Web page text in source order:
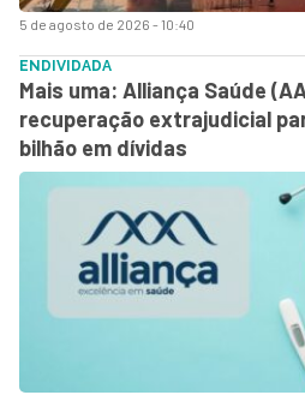
5 de agosto de 2026 - 10:40
ENDIVIDADA
Mais uma: Alliança Saúde
recuperação extrajudicial
bilhão em dívidas